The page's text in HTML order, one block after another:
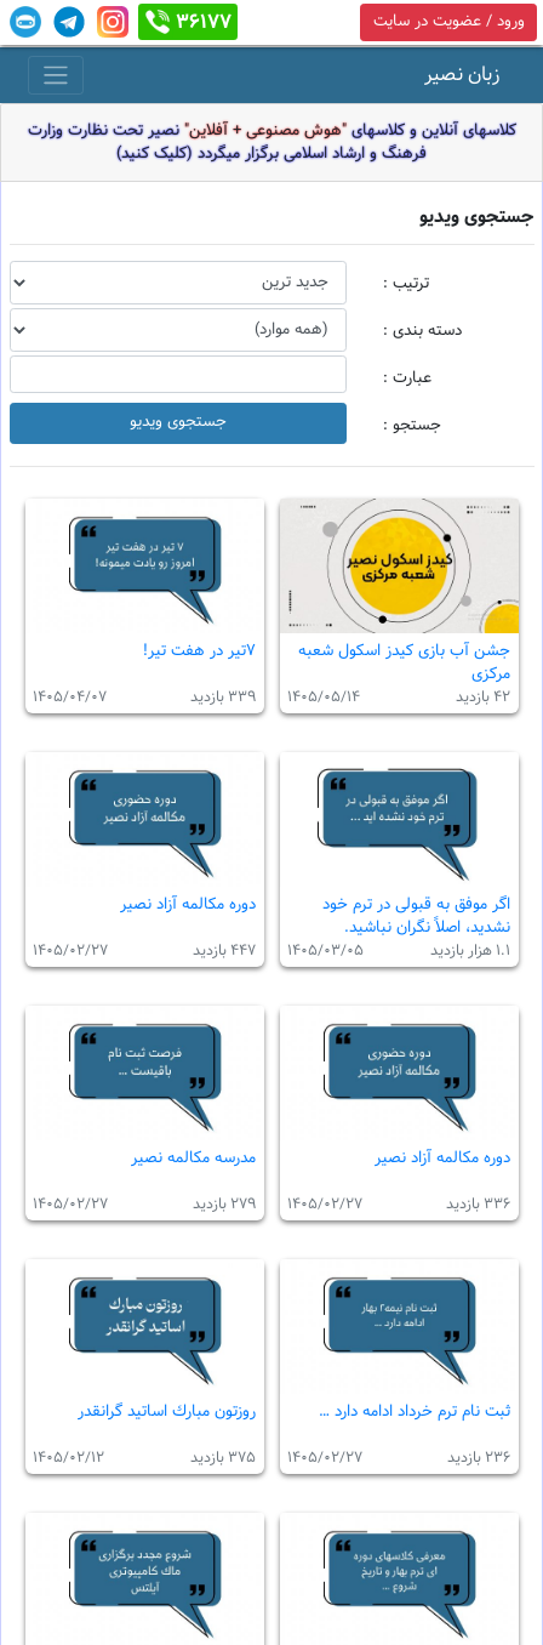
ورود / عضویت در سایت 36177
زبان نصیر
کلاسهای آنلاین و کلاسهای"هوش مصنوعی + آفلاین"نصیر تحت نظارت وزارت
فرهنگ و ارشاد اسلامی برگزار میگردد (کلیک کنید)
جستجوی ویدیو
ترتیب :
دسته بندی :
عبارت :
جستجو :
جشن آب بازی کیدز اسکول شعبه
مرکزی
42 بازدید 1405/05/14
٧تير در هفت تير!
339 بازدید 1405/04/07
اگر موفق به قبولی در ترم خود
نشدید، اصلاً نگران نباشید.
1.1 هزار بازدید 1405/03/05
دوره مكالمه آزاد نصير
447 بازدید 1405/02/27
دوره مكالمه آزاد نصير
336 بازدید 1405/02/27
مدرسه مكالمه نصير
279 بازدید 1405/02/27
ثبت نام ترم خرداد ادامه دارد …
236 بازدید 1405/02/27
روزتون مبارك اساتيد گرانقدر
375 بازدید 1405/02/12